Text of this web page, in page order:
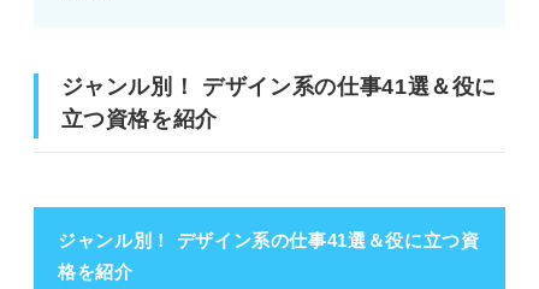
ジャンル別！ デザイン系の仕事41選＆役に
立つ資格を紹介
ジャンル別！ デザイン系の仕事41選＆役に立つ資
格を紹介